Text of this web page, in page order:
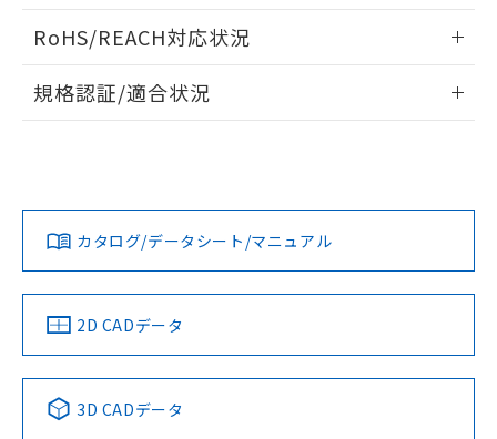
ドすることができます。
ログイン/会員登録
ダウンロードデータをご利用いただく前に、以下を必ずお読
みください。
ソフトウェアの使用条件
RoHS/REACH対応状況
EU RoHS 注意事項・凡例
対応済み
中国 RoHS 注意事項・凡例
Pb Hg Cd Cr(VI)
規格認証/適合状況
カタログ/データシート/マニュアル
2D CADデータ
3D CADデータ